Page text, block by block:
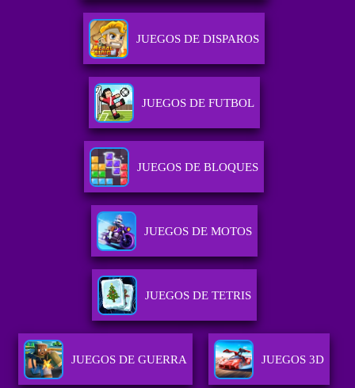
JUEGOS DE DISPAROS
JUEGOS DE FUTBOL
JUEGOS DE BLOQUES
JUEGOS DE MOTOS
JUEGOS DE TETRIS
JUEGOS DE GUERRA JUEGOS 3D